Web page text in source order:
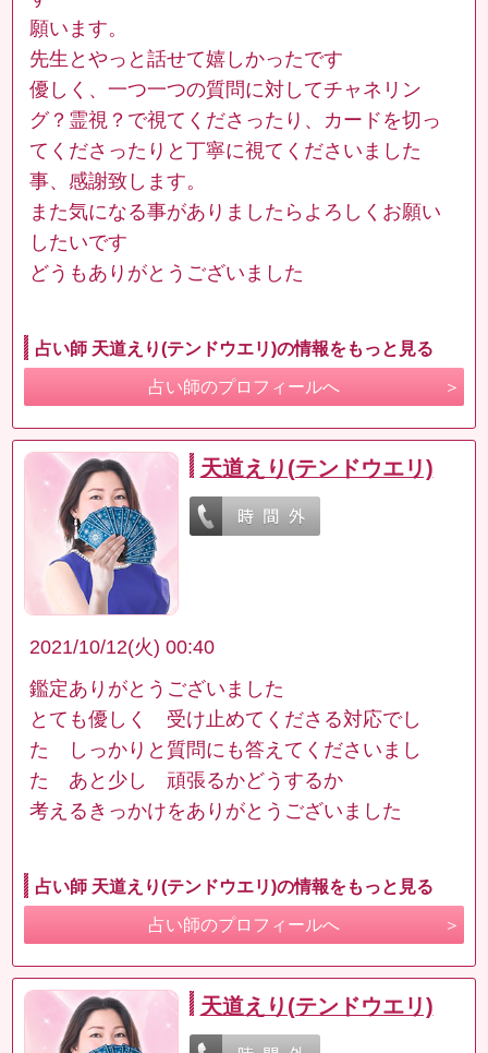
願います。
先生とやっと話せて嬉しかったです
優しく、一つ一つの質問に対してチャネリン
グ？霊視？で視てくださったり、カードを切っ
てくださったりと丁寧に視てくださいました
事、感謝致します。
また気になる事がありましたらよろしくお願い
したいです
どうもありがとうございました
占い師 天道えり(テンドウエリ)の情報をもっと見る
占い師のプロフィールへ
天道えり(テンドウエリ)
2021/10/12(火) 00:40
鑑定ありがとうございました
とても優しく 受け止めてくださる対応でし
た しっかりと質問にも答えてくださいまし
た あと少し 頑張るかどうするか
考えるきっかけをありがとうございました
占い師 天道えり(テンドウエリ)の情報をもっと見る
占い師のプロフィールへ
天道えり(テンドウエリ)